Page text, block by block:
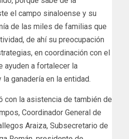
el campo sinaloense y su
de las miles de familias que
de ahí su preocupación
en coordinación con el
ayuden a fortalecer la
ganadería en la entidad.
con la asistencia de también de
Coordinador General de
Araiza, Subsecretario de